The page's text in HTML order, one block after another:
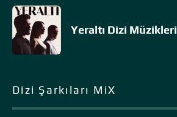
Yeraltı Dizi Müzikleri
Dizi Şarkıları MiX